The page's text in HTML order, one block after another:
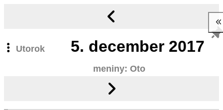
Utorok 5. december 2017
meniny: Oto